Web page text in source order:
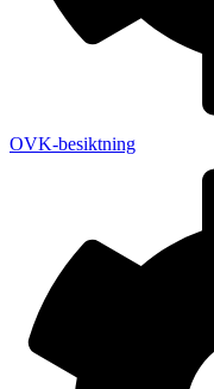
OVK-besiktning